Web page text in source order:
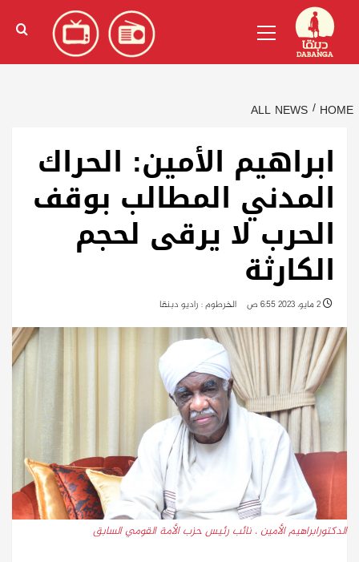
content
الإنجليزية)
Menu
HOME
ALL NEWS
ابراهيم الأمين: الحراك
المدني المطالب بوقف
الحرب لا يرقى لحجم
الكارثة
الخرطوم : راديو دبنقا
الدكتورابراهيم الأمين ، نائب رئيس حزب الأمة القومي السابق